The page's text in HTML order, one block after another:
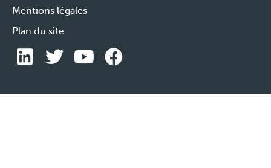
Mentions légales
Plan du site